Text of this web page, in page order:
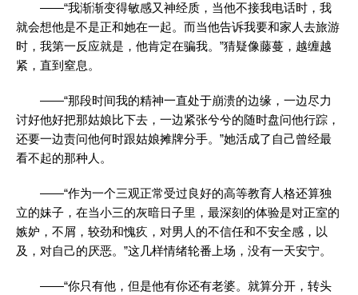
——“我渐渐变得敏感又神经质，当他不接我电话时，我
就会想他是不是正和她在一起。而当他告诉我要和家人去旅游
时，我第一反应就是，他肯定在骗我。”猜疑像藤蔓，越缠越
紧，直到窒息。
——“那段时间我的精神一直处于崩溃的边缘，一边尽力
讨好他好把那姑娘比下去，一边紧张兮兮的随时盘问他行踪，
还要一边责问他何时跟姑娘摊牌分手。”她活成了自己曾经最
看不起的那种人。
——“作为一个三观正常受过良好的高等教育人格还算独
立的妹子，在当小三的灰暗日子里，最深刻的体验是对正室的
嫉妒，不屑，较劲和愧疚，对男人的不信任和不安全感，以
及，对自己的厌恶。”这几样情绪轮番上场，没有一天安宁。
——“你只有他，但是他有你还有老婆。就算分开，转头